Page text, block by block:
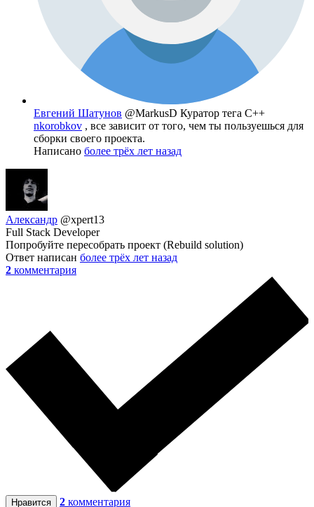
Евгений Шатунов @MarkusD Куратор тега C++
nkorobkov , все зависит от того, чем ты пользуешься для
сборки своего проекта.
Написано более трёх лет назад
Александр @xpert13
Full Stack Developer
Попробуйте пересобрать проект (Rebuild solution)
Ответ написан более трёх лет назад
2 комментария
Нравится 2 комментария